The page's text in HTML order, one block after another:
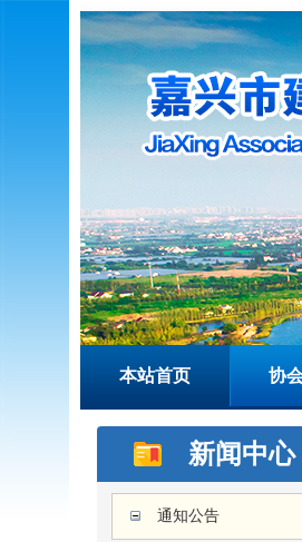
本站首页 协
新闻中心
通知公告